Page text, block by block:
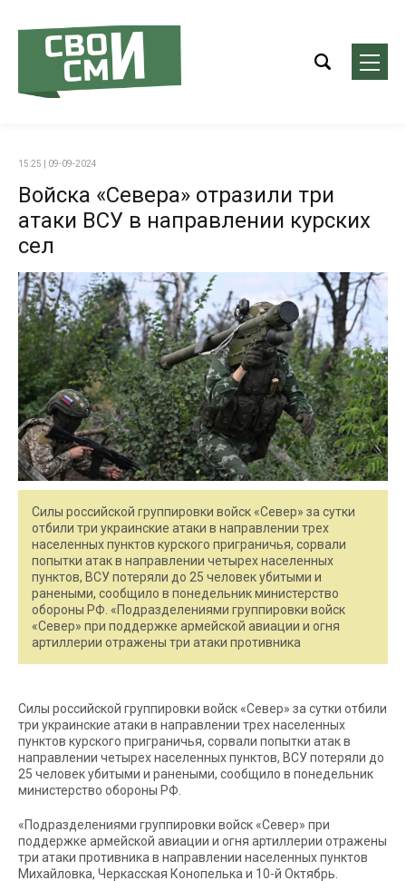
15:25 | 09-09-2024
Войска «Севера» отразили три
атаки ВСУ в направлении курских
сел
Силы российской группировки войск «Север» за сутки
отбили три украинские атаки в направлении трех
населенных пунктов курского приграничья, сорвали
попытки атак в направлении четырех населенных
пунктов, ВСУ потеряли до 25 человек убитыми и
ранеными, сообщило в понедельник министерство
обороны РФ. «Подразделениями группировки войск
«Север» при поддержке армейской авиации и огня
артиллерии отражены три атаки противника
Силы российской группировки войск «Север» за сутки отбили
три украинские атаки в направлении трех населенных
пунктов курского приграничья, сорвали попытки атак в
направлении четырех населенных пунктов, ВСУ потеряли до
25 человек убитыми и ранеными, сообщило в понедельник
министерство обороны РФ.
«Подразделениями группировки войск «Север» при
поддержке армейской авиации и огня артиллерии отражены
три атаки противника в направлении населенных пунктов
Михайловка, Черкасская Конопелька и 10-й Октябрь.